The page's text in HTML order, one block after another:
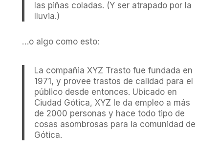
las piñas coladas. (Y ser atrapado por la
lluvia.)
…o algo como esto:
La compañia XYZ Trasto fue fundada en
1971, y provee trastos de calidad para el
público desde entonces. Ubicado en
Ciudad Gótica, XYZ le da empleo a más
de 2000 personas y hace todo tipo de
cosas asombrosas para la comunidad de
Gótica.